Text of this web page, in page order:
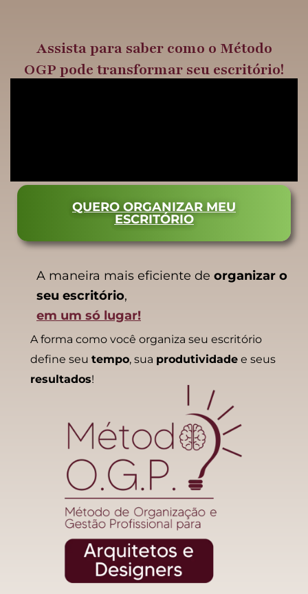
conteúdo
A maneira mais eficiente de organizar o
seu escritório,
em um só lugar!
A forma como você organiza seu escritório
define seu tempo, sua produtividade e seus
resultados!
Assista para saber como o Método
OGP pode transformar seu escritório!
QUERO ORGANIZAR MEU
ESCRITÓRIO